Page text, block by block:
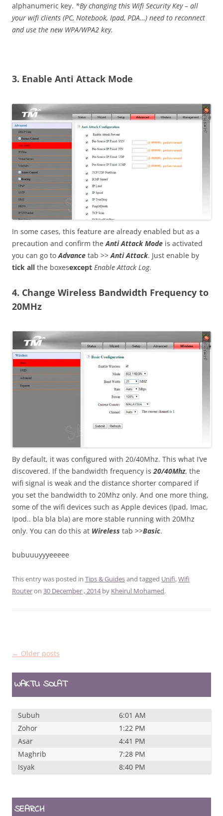
alphanumeric key. *By changing this Wifi Security Key – all
your wifi clients (PC, Notebook, Ipad, PDA…) need to reconnect
and use the new WPA/WPA2 key.
3. Enable Anti Attack Mode
In some cases, this feature are already enabled but as a
precaution and confirm theAnti Attack Mode is activated
you can go toAdvance tab >>Anti Attack. Just enable by
tick all the boxesexcept Enable Attack Log.
4. Change Wireless Bandwidth Frequency to
20MHz
By default, it was configured with 20/40Mhz. This what I’ve
discovered. If the bandwidth frequency is20/40Mhz, the
wifi signal is weak and the distance shorter compared if
you set the bandwidth to 20Mhz only. And one more thing,
some of the wifi devices such as Apple devices (Ipad, Imac,
Ipod.. bla bla bla) are more stable running with 20Mhz
only. You can do this at Wireless tab >>Basic.
bubuuuyyyeeeee
This entry was posted in Tips & Guidesand tagged Unifi,Wifi
Routeron 30 December , 2014by Kheirul Mohamed.
Post
← Older posts
WAKTU SOLAT
Subuh
6:01 AM
Zohor
1:22 PM
Asar
4:41 PM
Maghrib
7:28 PM
Isyak
8:40 PM
SEARCH